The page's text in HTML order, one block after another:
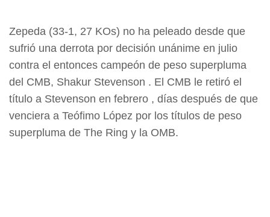
Zepeda (33-1, 27 KOs) no ha peleado desde que
sufrió una derrota por decisión unánime en julio
contra el entonces campeón de peso superpluma
del CMB, Shakur Stevenson . El CMB le retiró el
título a Stevenson en febrero , días después de que
venciera a Teófimo López por los títulos de peso
superpluma de The Ring y la OMB.